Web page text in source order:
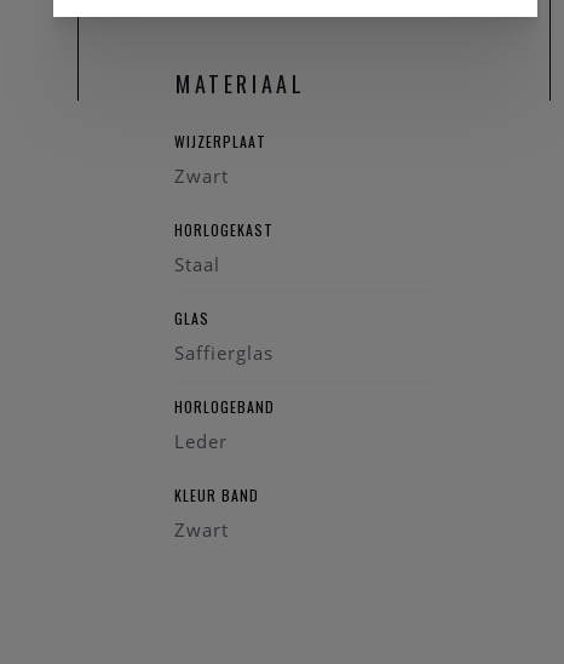
chronograaf
staal met PVD-coating
snel verwisselbaar systeem
in 316L roestvrij staal
MATERIAAL
WIJZERPLAAT
Zwart
HORLOGEKAST
Staal
GLAS
Saffierglas
HORLOGEBAND
Leder
KLEUR BAND
Zwart